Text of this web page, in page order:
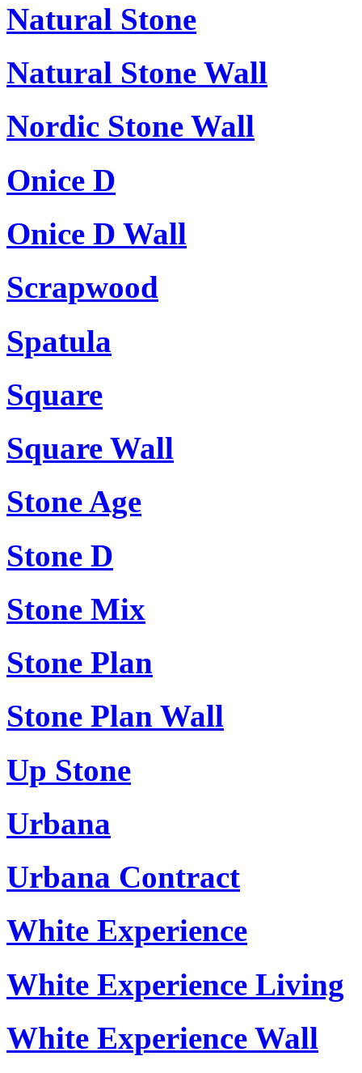
Natural Stone
Natural Stone Wall
Nordic Stone Wall
Onice D
Onice D Wall
Scrapwood
Spatula
Square
Square Wall
Stone Age
Stone D
Stone Mix
Stone Plan
Stone Plan Wall
Up Stone
Urbana
Urbana Contract
White Experience
White Experience Living
White Experience Wall